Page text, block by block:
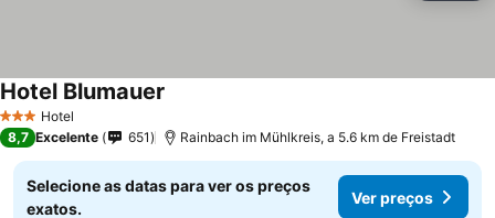
3 EstrelasHotel
Hotel Blumauer
8,7 Excelente 651 Rainbach im Mühlkreis, a 5.6 km de Freistadt
Selecione as datas para ver os preços
exatos.
Ver preços